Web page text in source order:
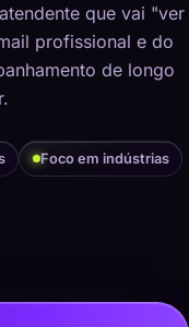
que vai "ver
profissional e do
de longo
Foco em indústrias